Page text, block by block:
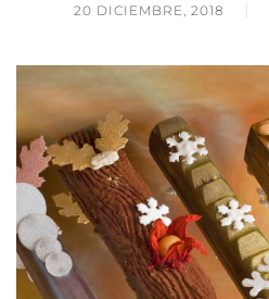
20 DICIEMBRE, 2018